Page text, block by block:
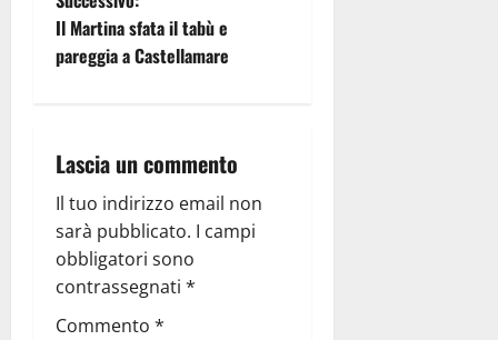
Il Martina sfata il tabù e
pareggia a Castellamare
Lascia un commento
Il tuo indirizzo email non
sarà pubblicato. I campi
obbligatori sono
contrassegnati *
Commento *